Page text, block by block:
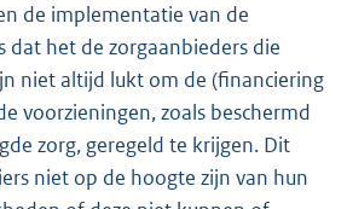
de implementatie van de
dat het de zorgaanbieders die
niet altijd lukt om de (financiering
voorzieningen, zoals beschermd
zorg, geregeld te krijgen. Dit
niet op de hoogte zijn van hun